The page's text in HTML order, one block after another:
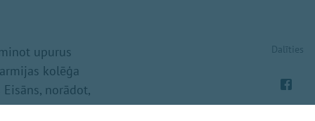
upurus
kolēģa
norādot,
Dalīties